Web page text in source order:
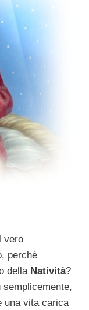
vero
perché
della Natività?
una vita carica